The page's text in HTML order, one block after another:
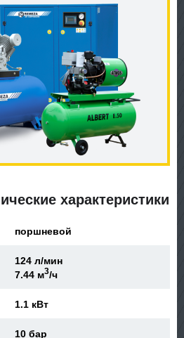
характеристики
поршневой
124 л/мин
7.44 м3/ч
1.1 кВт
10 бар